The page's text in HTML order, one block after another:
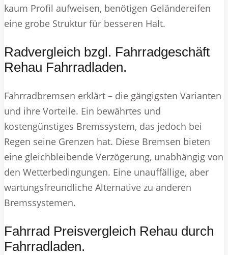
kaum Profil aufweisen, benötigen Geländereifen
eine grobe Struktur für besseren Halt.
Radvergleich bzgl. Fahrradgeschäft
Rehau Fahrradladen.
Fahrradbremsen erklärt – die gängigsten Varianten
und ihre Vorteile. Ein bewährtes und
kostengünstiges Bremssystem, das jedoch bei
Regen seine Grenzen hat. Diese Bremsen bieten
eine gleichbleibende Verzögerung, unabhängig von
den Wetterbedingungen. Eine unauffällige, aber
wartungsfreundliche Alternative zu anderen
Bremssystemen.
Fahrrad Preisvergleich Rehau durch
Fahrradladen.